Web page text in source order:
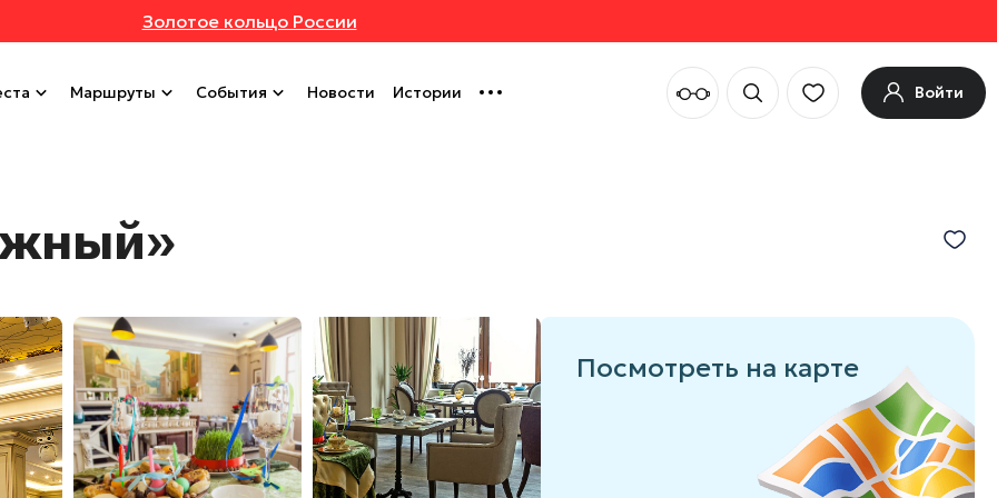
Золотое кольцо России
Маршруты События Новости Истории Войти
Посмотреть на карте